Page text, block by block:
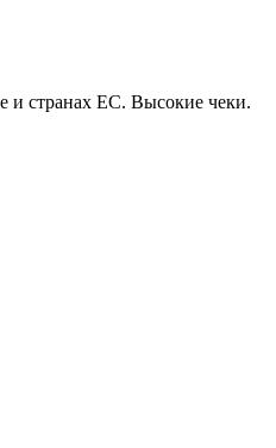
и странах ЕС. Высокие чеки.